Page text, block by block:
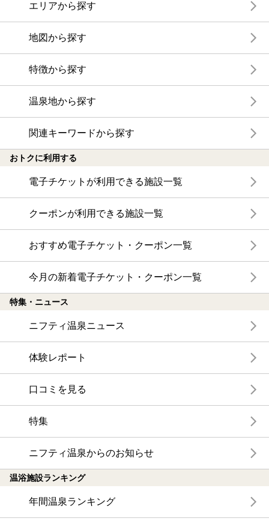
エリアから探す
地図から探す
特徴から探す
温泉地から探す
関連キーワードから探す
おトクに利用する
電子チケットが利用できる施設一覧
クーポンが利用できる施設一覧
おすすめ電子チケット・クーポン一覧
今月の新着電子チケット・クーポン一覧
特集・ニュース
ニフティ温泉ニュース
体験レポート
口コミを見る
特集
ニフティ温泉からのお知らせ
温浴施設ランキング
年間温泉ランキング